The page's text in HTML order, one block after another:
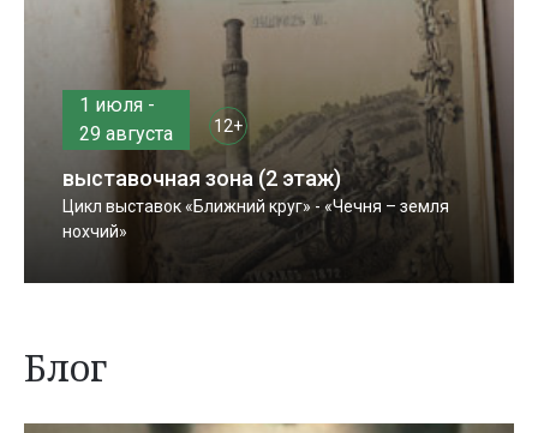
1 июля -
29 августа
12+
выставочная зона (2 этаж)
Цикл выставок «Ближний круг» - «Чечня – земля
нохчий»
Блог